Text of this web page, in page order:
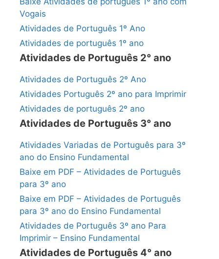
Vogais
Atividades de Português 1º Ano
Atividades de português 1º ano
Atividades de Português 2° ano
Atividades de Português 2º Ano
Atividades Português 2º ano para Imprimir
Atividades de português 2º ano
Atividades de Português 3° ano
Atividades Variadas de Português para 3º
ano do Ensino Fundamental
Baixe em PDF – Atividades de Português
para 3º ano
Baixe em PDF – Atividades de Português
para 3º ano do Ensino Fundamental
Atividades de Português 3º ano Para
Imprimir – Ensino Fundamental
Atividades de Português 4° ano